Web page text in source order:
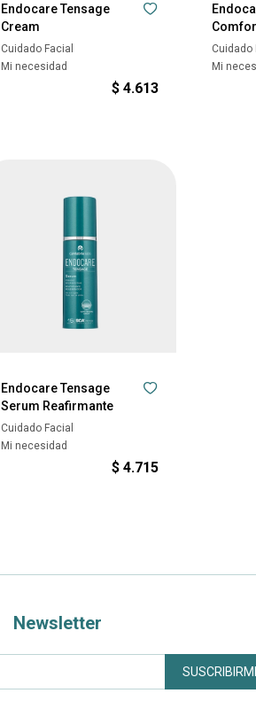
Endocare Tensage
Cream
Cuidado Facial
Mi necesidad
$ 4.613
Cuidado
Mi
Endocare Tensage
Serum Reafirmante
Cuidado Facial
Mi necesidad
$ 4.715
Newsletter